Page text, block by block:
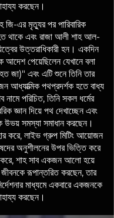
করছেন।
জি-এর মৃত্যুর পর পারিবারিক
থাকে এবং রাজা আলী শাহ আল-
উত্তরাধিকারী হন। একদিন
আদেশ পেয়েছিলেন যেখানে বলা
জা)" এবং এটি শুনে তিনি তার
আধ্যাত্মিক পথপ্রদর্শক হতে বাধ্য
পরিচিত, তিনি সকল ধর্মের
জ্ঞান দিয়ে পথ দেখাচ্ছেন এবং
উভয় সমস্যা সমাধান করছেন।
করে, লাইভ গ্রুপ মিটিং আয়োজন
অনুশীলনের উপর ভিত্তি করে
করে, শাহ সাব একজন আলো হয়ে
রূপান্তরিত করছেন, তার
মাধ্যমে একবারে একজনকে
করছেন।